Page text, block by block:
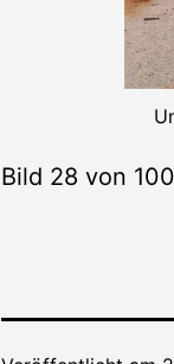
Bild 28 von 100